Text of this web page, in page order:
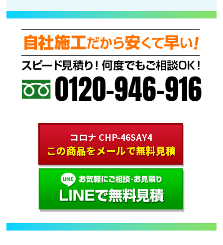
コロナ CHP-46SAY4
この商品をメールで無料見積